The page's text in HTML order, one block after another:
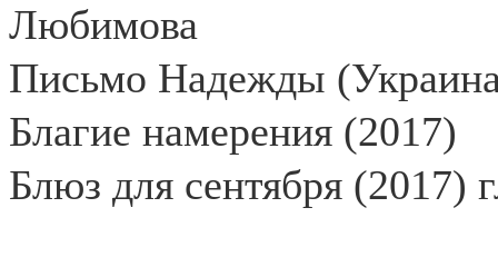
Любимова
Письмо Надежды
Благие намерения (2017)
Блюз для сентября (2017)